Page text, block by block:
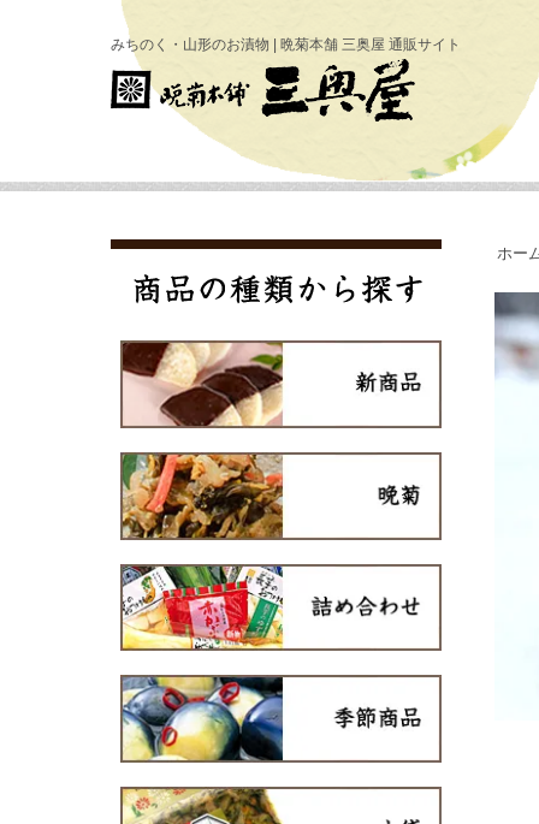
みちのく・山形のお漬物 | 晩菊本舗 三奥屋 通販サイト
ホー